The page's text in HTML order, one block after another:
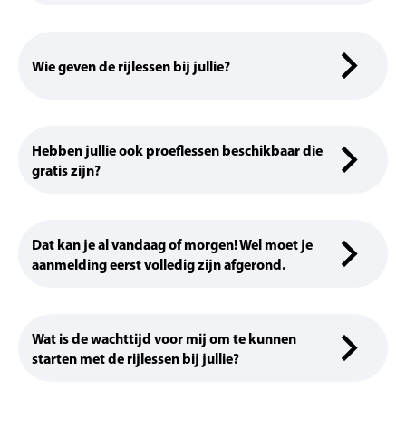
Wie geven de rijlessen bij jullie?
Hebben jullie ook proeflessen beschikbaar die
gratis zijn?
Dat kan je al vandaag of morgen! Wel moet je
aanmelding eerst volledig zijn afgerond.
Wat is de wachttijd voor mij om te kunnen
starten met de rijlessen bij jullie?